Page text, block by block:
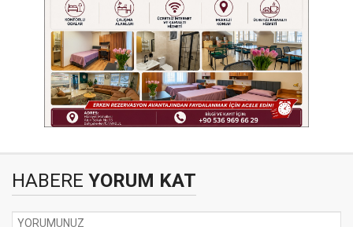
HABERE YORUM KAT